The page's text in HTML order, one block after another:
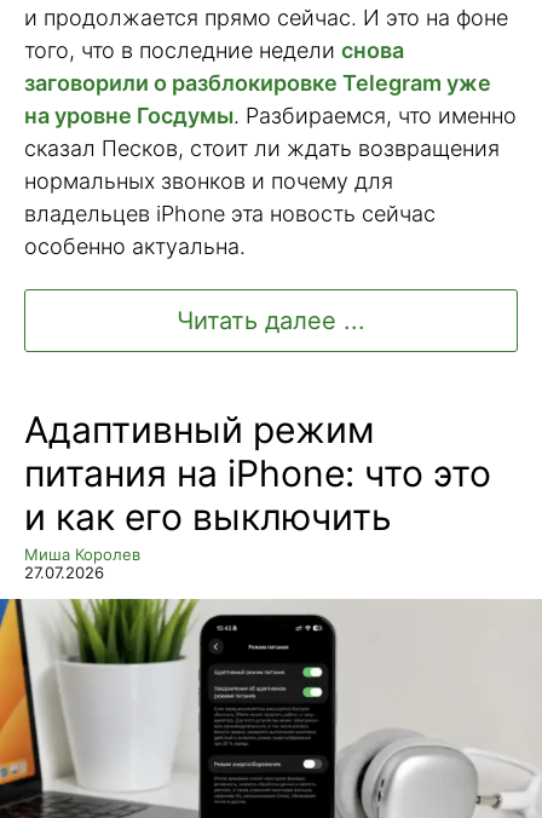
и продолжается прямо сейчас. И это на фоне
того, что в последние недели снова
заговорили о разблокировке Telegram уже
на уровне Госдумы. Разбираемся, что именно
сказал Песков, стоит ли ждать возвращения
нормальных звонков и почему для
владельцев iPhone эта новость сейчас
особенно актуальна.
Читать далее ...
Адаптивный режим
питания на iPhone: что это
и как его выключить
Миша Королев
27.07.2026